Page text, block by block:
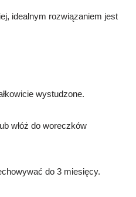
idealnym rozwiązaniem jest
wystudzone.
włóż do woreczków
do 3 miesięcy.